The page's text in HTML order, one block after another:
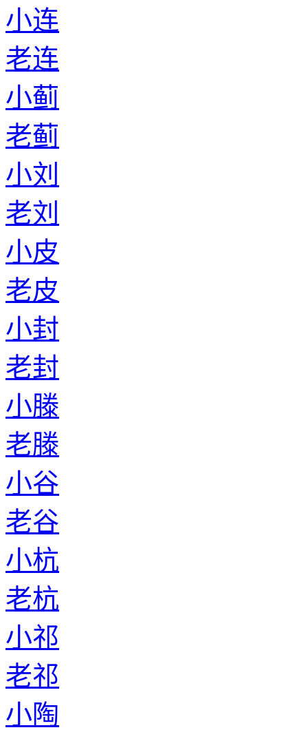
小连
老连
小蓟
老蓟
小刘
老刘
小皮
老皮
小封
老封
小滕
老滕
小谷
老谷
小杭
老杭
小祁
老祁
小陶